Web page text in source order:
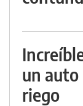
un auto
riego